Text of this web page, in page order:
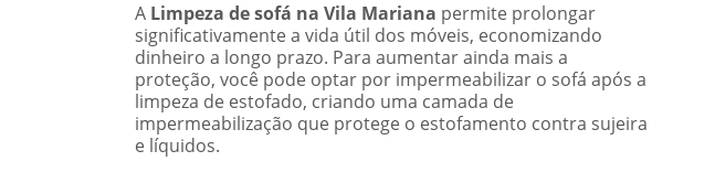
A Limpeza de sofá na Vila Mariana permite prolongar
significativamente a vida útil dos móveis, economizando
dinheiro a longo prazo. Para aumentar ainda mais a
proteção, você pode optar por impermeabilizar o sofá após a
limpeza de estofado, criando uma camada de
impermeabilização que protege o estofamento contra sujeira
e líquidos.